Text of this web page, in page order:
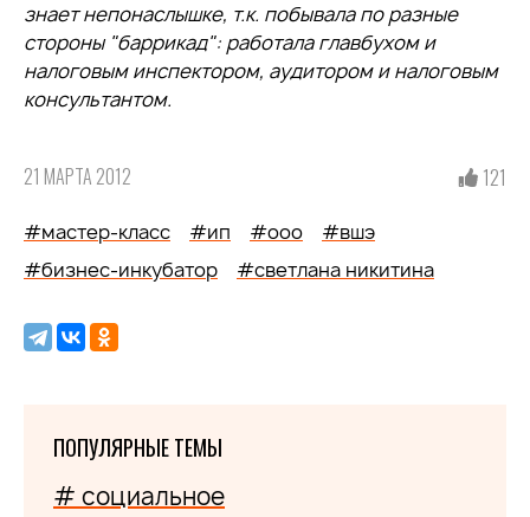
знает непонаслышке, т.к. побывала по разные
стороны "баррикад": работала главбухом и
налоговым инспектором, аудитором и налоговым
консультантом.
21 МАРТА 2012 121
#мастер-класс #ип #ооо
#вшэ
#бизнес-инкубатор
#светлана никитина
ПОПУЛЯРНЫЕ ТЕМЫ
# социальное